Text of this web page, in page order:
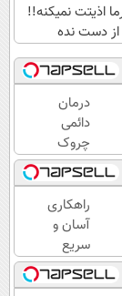
اذیتت نمیکنه!!
از دست نده
درمان
دائمی
چروک
های
پوستی
در
منزل!
خرید
محصول
با
راهکاری
آسان و
سریع
برای
رنگ‌دهی